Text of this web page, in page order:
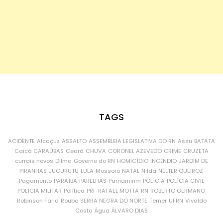
TAGS
ACIDENTE Alcaçuz ASSALTO ASSEMBLEIA LEGISLATIVA DO RN Assu BATATA
Caicó CARAÚBAS Ceará CHUVA CORONEL AZEVEDO CRIME CRUZETA
currais novos Dilma Governo do RN HOMICÍDIO INCÊNDIO JARDIM DE
PIRANHAS JUCURUTU LULA Mossoró NATAL Nilda NÉLTER QUEIROZ
Pagamento PARAÍBA PARELHAS Parnamirim POLÍCIA POLÍCIA CIVIL
POLÍCIA MILITAR Política PRF RAFAEL MOTTA RN ROBERTO GERMANO
Robinson Faria Roubo SERRA NEGRA DO NORTE Temer UFRN Vivaldo
Costa Água ÁLVARO DIAS